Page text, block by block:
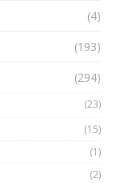
(4)
(193)
(294)
(23)
(15)
(1)
(2)